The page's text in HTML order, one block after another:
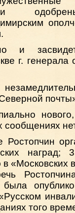
и
и
г. генерала
сообщениях
наград;
«Московских
того